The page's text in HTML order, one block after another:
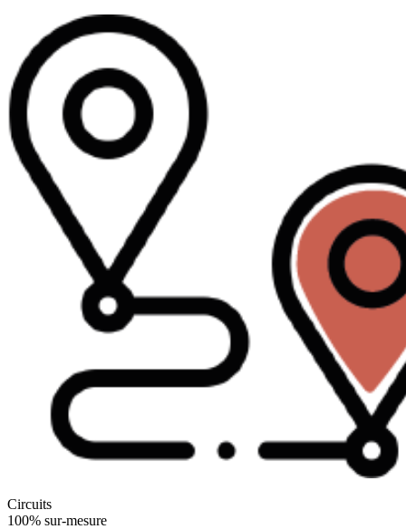
Circuits
100% sur-mesure